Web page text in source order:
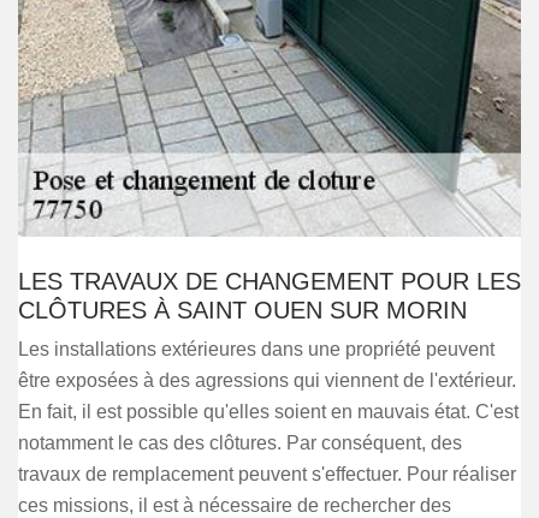
LES TRAVAUX DE CHANGEMENT POUR LES
CLÔTURES À SAINT OUEN SUR MORIN
Les installations extérieures dans une propriété peuvent
être exposées à des agressions qui viennent de l'extérieur.
En fait, il est possible qu'elles soient en mauvais état. C'est
notamment le cas des clôtures. Par conséquent, des
travaux de remplacement peuvent s'effectuer. Pour réaliser
ces missions, il est à nécessaire de rechercher des